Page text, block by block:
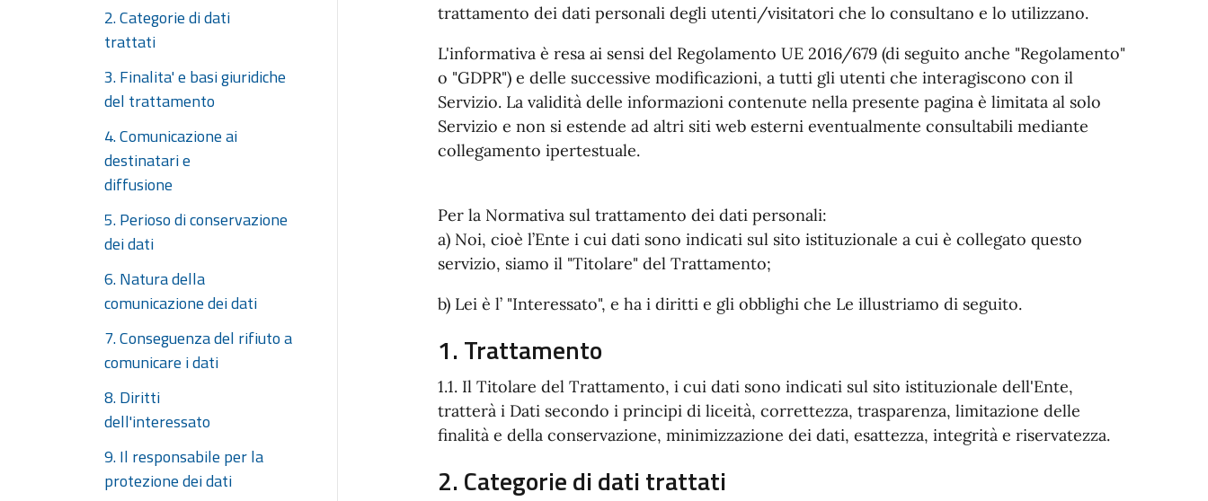
2. Categorie di dati
trattati
3. Finalita' e basi giuridiche
del trattamento
4. Comunicazione ai
destinatari e
diffusione
5. Perioso di conservazione
dei dati
6. Natura della
comunicazione dei dati
7. Conseguenza del rifiuto a
comunicare i dati
8. Diritti
dell'interessato
9. Il responsabile per la
protezione dei dati
trattamento dei dati personali degli utenti/visitatori che lo consultano e lo utilizzano.
L'informativa è resa ai sensi del Regolamento UE 2016/679 (di seguito anche "Regolamento"
o "GDPR") e delle successive modificazioni, a tutti gli utenti che interagiscono con il
Servizio. La validità delle informazioni contenute nella presente pagina è limitata al solo
Servizio e non si estende ad altri siti web esterni eventualmente consultabili mediante
collegamento ipertestuale.
Per la Normativa sul trattamento dei dati personali:
a) Noi, cioè l’Ente i cui dati sono indicati sul sito istituzionale a cui è collegato questo
servizio, siamo il "Titolare" del Trattamento;
b) Lei è l’ "Interessato", e ha i diritti e gli obblighi che Le illustriamo di seguito.
1. Trattamento
1.1. Il Titolare del Trattamento, i cui dati sono indicati sul sito istituzionale dell'Ente,
tratterà i Dati secondo i principi di liceità, correttezza, trasparenza, limitazione delle
finalità e della conservazione, minimizzazione dei dati, esattezza, integrità e riservatezza.
2. Categorie di dati trattati